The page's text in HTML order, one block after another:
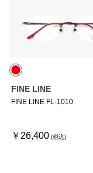
FINE LINE
FINE LINE FL-1010
￥26,400